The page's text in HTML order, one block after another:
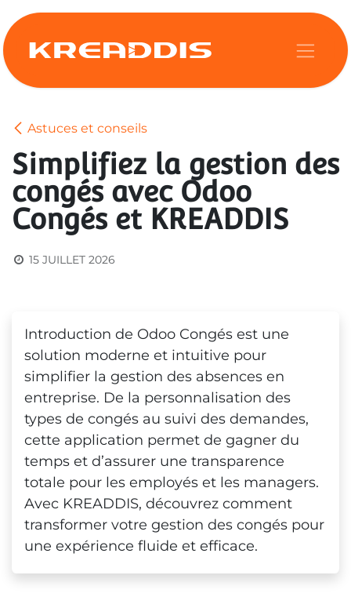
Se rendre au contenu
Astuces et conseils
Simplifiez la gestion des
congés avec Odoo
Congés et KREADDIS
15 JUILLET 2026
Introduction de Odoo Congés est une
solution moderne et intuitive pour
simplifier la gestion des absences en
entreprise. De la personnalisation des
types de congés au suivi des demandes,
cette application permet de gagner du
temps et d’assurer une transparence
totale pour les employés et les managers.
Avec KREADDIS, découvrez comment
transformer votre gestion des congés pour
une expérience fluide et efficace.